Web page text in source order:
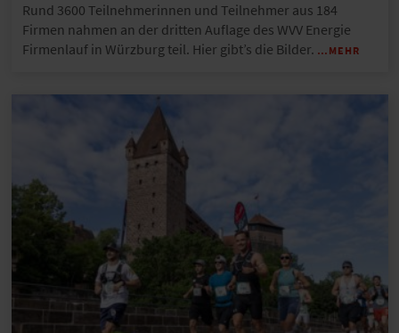
Rund 3600 Teilnehmerinnen und Teilnehmer aus 184
Firmen nahmen an der dritten Auflage des WVV Energie
Firmenlauf in Würzburg teil. Hier gibt’s die Bilder. …MEHR